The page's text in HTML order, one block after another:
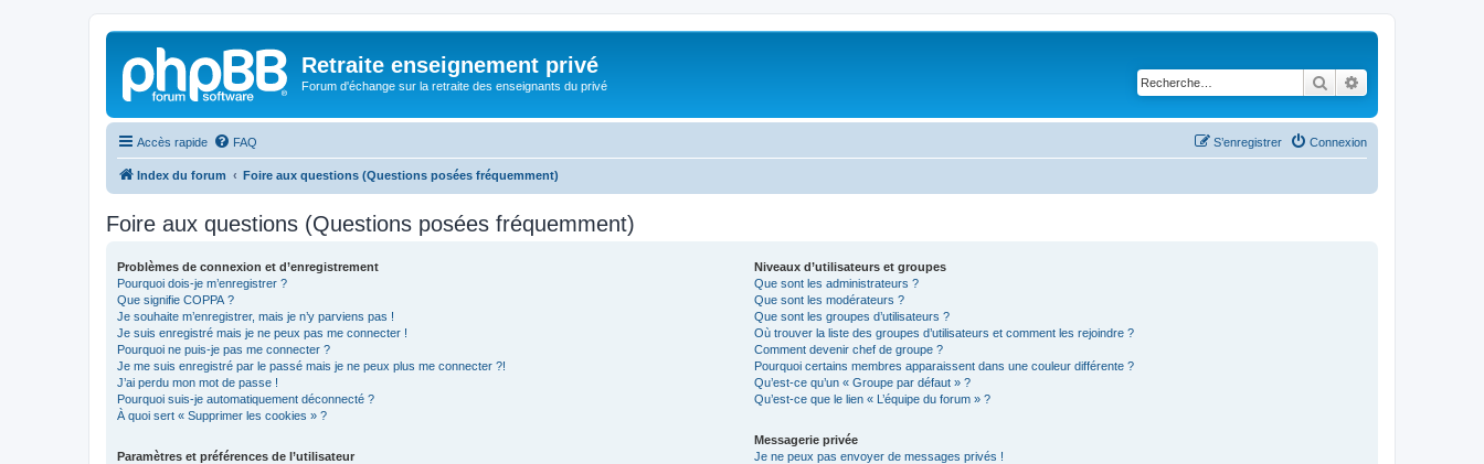
Retraite enseignement privé
Forum d'échange sur la retraite des enseignants du privé Rechercher
Accès rapide FAQ Connexion
S’enregistrer
Index du forum Foire aux questions (Questions posées fréquemment)
Foire aux questions (Questions posées fréquemment)
Problèmes de connexion et d’enregistrement
Pourquoi dois-je m’enregistrer ?
Que signifie COPPA ?
Je souhaite m’enregistrer, mais je n’y parviens pas !
Je suis enregistré mais je ne peux pas me connecter !
Pourquoi ne puis-je pas me connecter ?
Je me suis enregistré par le passé mais je ne peux plus me connecter ?!
J’ai perdu mon mot de passe !
Pourquoi suis-je automatiquement déconnecté ?
À quoi sert « Supprimer les cookies » ?
Paramètres et préférences de l’utilisateur
Niveaux d’utilisateurs et groupes
Que sont les administrateurs ?
Que sont les modérateurs ?
Que sont les groupes d’utilisateurs ?
Où trouver la liste des groupes d’utilisateurs et comment les rejoindre ?
Comment devenir chef de groupe ?
Pourquoi certains membres apparaissent dans une couleur différente ?
Qu’est-ce qu’un « Groupe par défaut » ?
Qu’est-ce que le lien « L’équipe du forum » ?
Messagerie privée
Je ne peux pas envoyer de messages privés !